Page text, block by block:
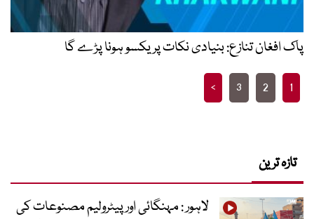
پاک افغان تنازع: بنیادی نکات پر یکسو ہونا پڑے گا
Posts
pagination
1
2
3
>
تازہ ترین
لاہور : مہنگائی اور پیٹرولیم مصنوعات کی